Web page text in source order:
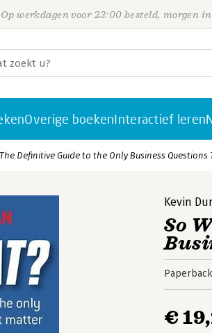
Op werkdagen voor 23:00 besteld, morgen
Overige boekenInteractief leren
Definitive Guide to the Only Business
Kevin
So
Paperback
€